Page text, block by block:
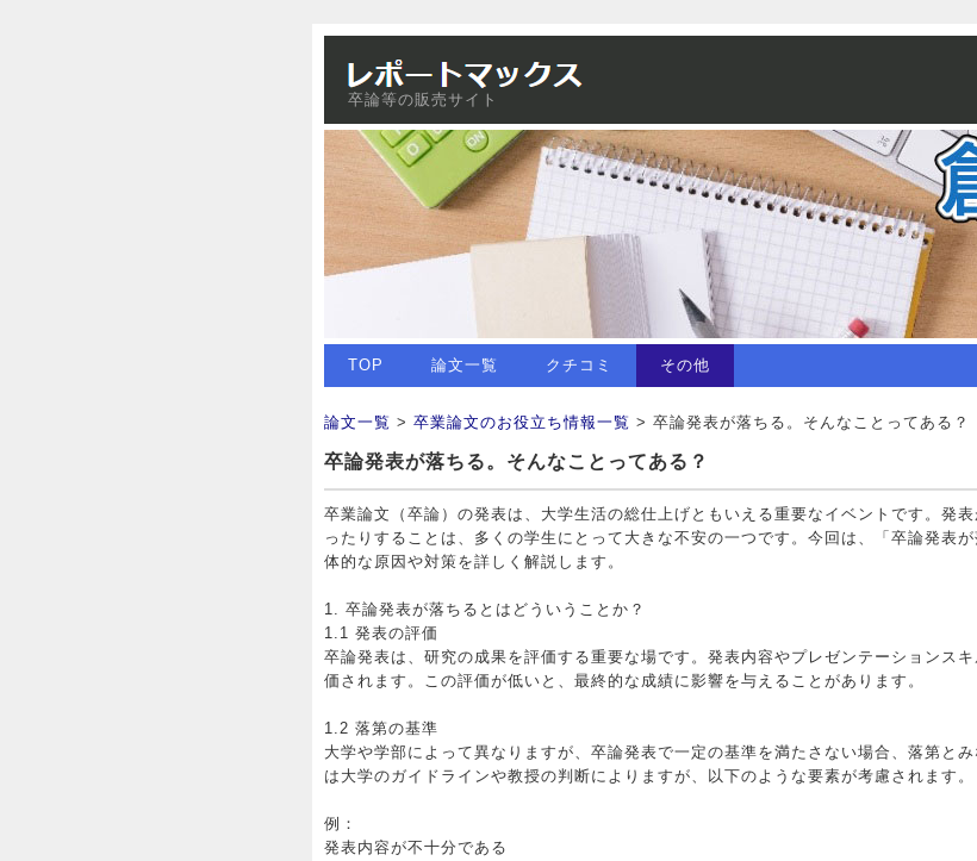
卒論等の販売サイト
TOP 論文一覧 クチコミ その他
論文一覧 > 卒業論文のお役立ち情報一覧 > 卒論発表が落ちる。そんなことってある？
卒論発表が落ちる。そんなことってある？
卒業論文（卒論）の発表は、大学生活の総仕上げともいえる重要なイベントです。発
ったりすることは、多くの学生にとって大きな不安の一つです。今回は、「卒論発表
体的な原因や対策を詳しく解説します。
1. 卒論発表が落ちるとはどういうことか？
1.1 発表の評価
卒論発表は、研究の成果を評価する重要な場です。発表内容やプレゼンテーションス
価されます。この評価が低いと、最終的な成績に影響を与えることがあります。
1.2 落第の基準
大学や学部によって異なりますが、卒論発表で一定の基準を満たさない場合、落第と
は大学のガイドラインや教授の判断によりますが、以下のような要素が考慮されます。
例：
発表内容が不十分である